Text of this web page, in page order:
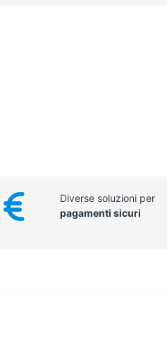
Diverse soluzioni per
pagamenti sicuri